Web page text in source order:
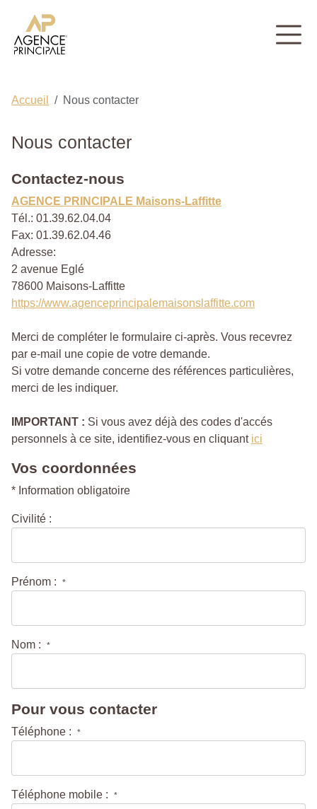
Accueil Nous contacter
Nous contacter
Contactez-nous
AGENCE PRINCIPALE Maisons-Laffitte
Tél.: 01.39.62.04.04
Fax: 01.39.62.04.46
Adresse:
2 avenue Eglé
78600 Maisons-Laffitte
https://www.agenceprincipalemaisonslaffitte.com
Merci de compléter le formulaire ci-après. Vous recevrez
par e-mail une copie de votre demande.
Si votre demande concerne des références particulières,
merci de les indiquer.
IMPORTANT : Si vous avez déjà des codes d'accés
personnels à ce site, identifiez-vous en cliquant ici
Vos coordonnées
* Information obligatoire
Civilité :
Prénom : *
Nom : *
Pour vous contacter
Téléphone : *
Téléphone mobile : *